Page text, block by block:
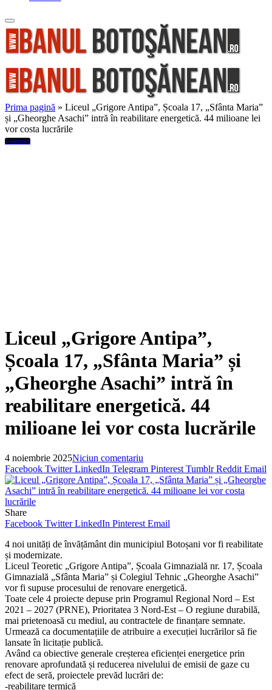
Prima pagină » Liceul „Grigore Antipa”, Școala 17, „Sfânta Maria”
și „Gheorghe Asachi” intră în reabilitare energetică. 44 milioane lei
vor costa lucrările
Featured
Liceul „Grigore Antipa”,
Școala 17, „Sfânta Maria” și
„Gheorghe Asachi” intră în
reabilitare energetică. 44
milioane lei vor costa lucrările
4 noiembrie 2025Niciun comentariu
Facebook Twitter LinkedIn Telegram Pinterest Tumblr Reddit Email
Share
Facebook Twitter LinkedIn Pinterest Email
4 noi unități de învățământ din municipiul Botoșani vor fi reabilitate
și modernizate.
Liceul Teoretic „Grigore Antipa”, Școala Gimnazială nr. 17, Școala
Gimnazială „Sfânta Maria” și Colegiul Tehnic „Gheorghe Asachi”
vor fi supuse procesului de renovare energetică.
Toate cele 4 proiecte depuse prin Programul Regional Nord – Est
2021 – 2027 (PRNE), Prioritatea 3 Nord-Est – O regiune durabilă,
mai prietenoasă cu mediul, au contractele de finanțare semnate.
Urmează ca documentațiile de atribuire a execuției lucrărilor să fie
lansate în licitație publică.
Având ca obiective generale creșterea eficienței energetice prin
renovare aprofundată și reducerea nivelului de emisii de gaze cu
efect de seră, proiectele prevăd lucrări de:
-reabilitare termică